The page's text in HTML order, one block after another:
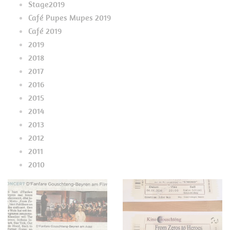
Stage2019
Café Pupes Mupes 2019
Café 2019
2019
2018
2017
2016
2015
2014
2013
2012
2011
2010